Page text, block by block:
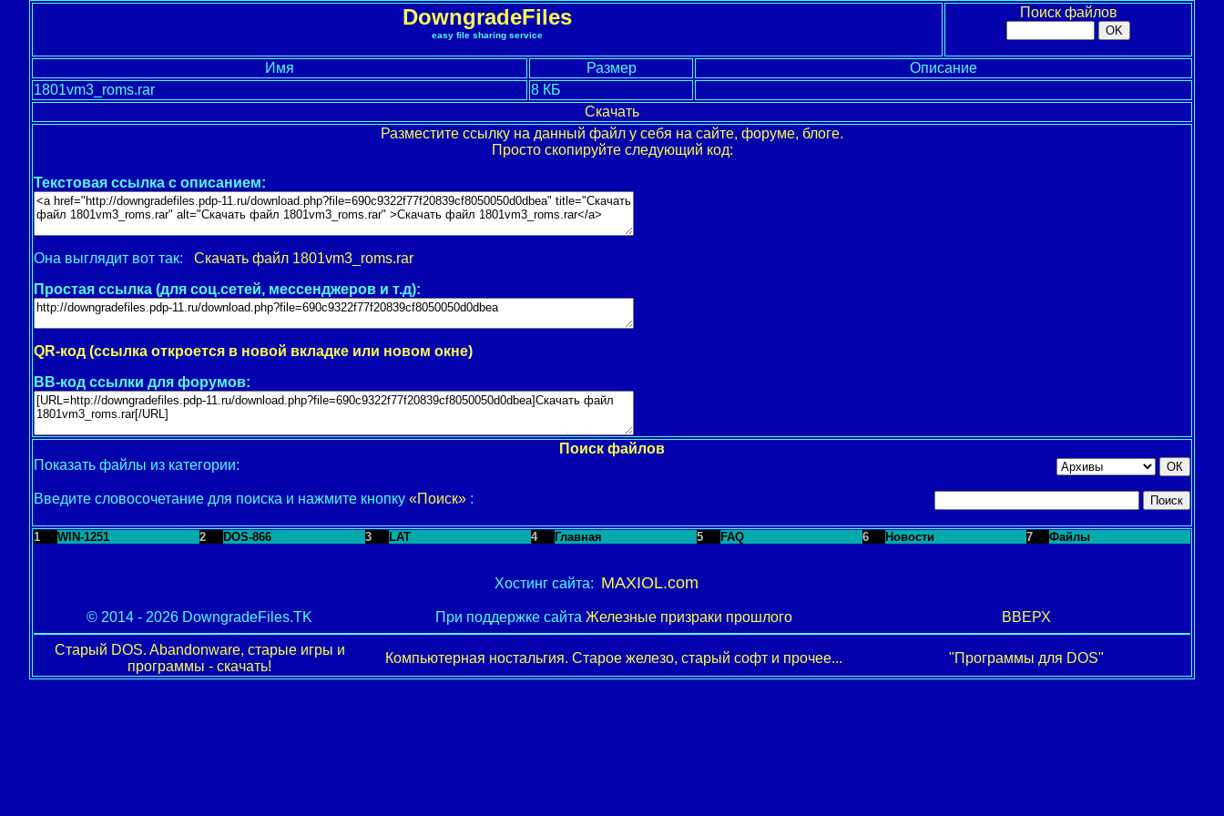
DowngradeFiles
easy file sharing service
Поиск файлов
Имя Размер
Описание
1801vm3_roms.rar
8 КБ
Скачать
Разместите ссылку на данный файл у себя на сайте, форуме, блоге.
Просто скопируйте следующий код:
Текстовая ссылка с описанием:
Она выглядит вот так: Скачать файл 1801vm3_roms.rar
Простая ссылка (для соц.сетей, мессенджеров и т.д):
QR-код (ссылка откроется в новой вкладке или новом окне)
BB-код ссылки для форумов:
Поиск файлов
Показать файлы из категории:
Введите словосочетание для поиска и нажмите кнопку «Поиск» :
1 WIN-1251 2 DOS-866 3 LAT 4 Главная 5 FAQ 6 Новости 7 Файлы
Хостинг сайта: MAXIOL.com
© 2014 - 2026 DowngradeFiles.TK При поддержке сайта Железные призраки прошлого ВВЕРХ
Старый DOS. Abandonware, старые игры и
программы - скачать!
Компьютерная ностальгия. Старое железо, старый софт и прочее... "Программы для DOS"